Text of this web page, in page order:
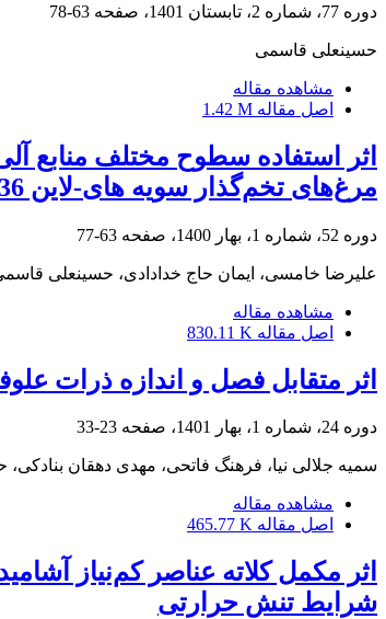
دوره 77، شماره 2، تابستان 1401، صفحه 63-78
حسینعلی قاسمی
مشاهده مقاله
اصل مقاله 1.42 M
اثر استفاده سطوح مختلف منابع
مرغ‌های تخم‌گذار سویه های-‌لاین ‏W36‎‏ در شرایط تنش گرمایی
دوره 52، شماره 1، بهار 1400، صفحه 63-77
علیرضا خامسی، ایمان حاج خدادادی، حسینعلی
مشاهده مقاله
اصل مقاله 830.11 K
اثر متقابل فصل و اندازه ذرات
دوره 24، شماره 1، بهار 1401، صفحه 23-33
سمیه جلالی نیا، فرهنگ فاتحی، مهدی دهقان
مشاهده مقاله
اصل مقاله 465.77 K
اثر مکمل کلاته عناصر کم‌نیاز
شرایط تنش حرارتی